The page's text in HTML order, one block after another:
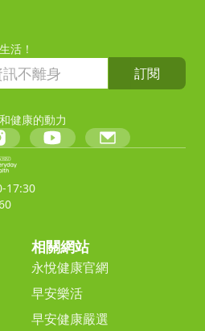
活！
訂閱
健康的動力
17:30
相關網站
永悅健康官網
早安樂活
早安健康嚴選